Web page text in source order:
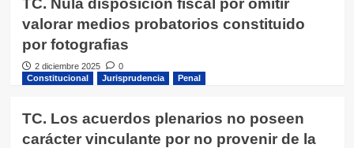
TC. Nula disposición fiscal por omitir
valorar medios probatorios constituido
por fotografias
2 diciembre 2025
0
Constitucional
Jurisprudencia Penal
TC. Los acuerdos plenarios no poseen
carácter vinculante por no provenir de la